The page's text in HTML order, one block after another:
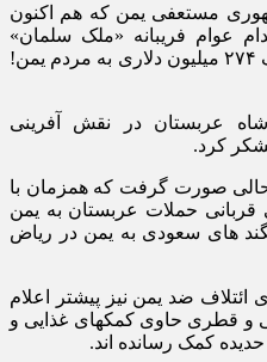
مستعفی یمن که هم اکنون
عوام فریبانه «ملک سلمان»
میلیون دلاری به مردم یمن!
عربستان در نقش آفرینی
کرد.
صورت گرفت که همزمان با
قربانی حملات عربستان به یمن
های سعودی به یمن در ریاض
ضد یمن نیز پیشتر اعلام
و قطری حاوی کمکهای غذایی و
کمک رسانده اند.